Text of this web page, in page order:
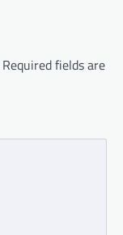
Required fields are